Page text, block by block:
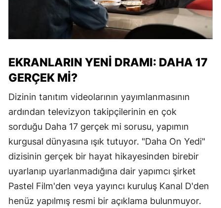
EKRANLARIN YENI DRAMI: DAHA 17
GERÇEK MI?
Dizinin tanıtım videolarının yayımlanmasının
ardından televizyon takipçilerinin en çok
sorduğu Daha 17 gerçek mi sorusu, yapımın
kurgusal dünyasına ışık tutuyor. "Daha On Yedi"
dizisinin gerçek bir hayat hikayesinden birebir
uyarlanıp uyarlanmadığına dair yapımcı şirket
Pastel Film'den veya yayıncı kuruluş Kanal D'den
henüz yapılmış resmi bir açıklama bulunmuyor.